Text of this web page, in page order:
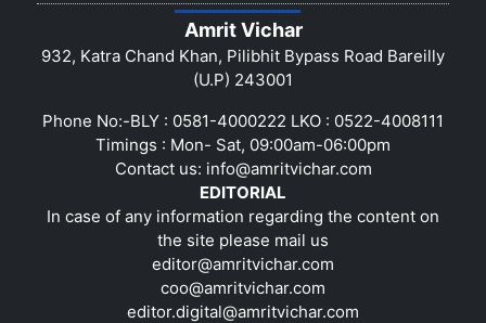
Amrit Vichar
932, Katra Chand Khan, Pilibhit Bypass Road Bareilly
(U.P) 243001
Phone No:-BLY : 0581-4000222 LKO : 0522-4008111
Timings : Mon- Sat, 09:00am-06:00pm
Contact us: info@amritvichar.com
EDITORIAL
In case of any information regarding the content on
the site please mail us
editor@amritvichar.com
coo@amritvichar.com
editor.digital@amritvichar.com